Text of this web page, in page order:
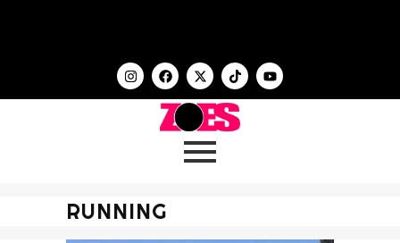
RUNNING